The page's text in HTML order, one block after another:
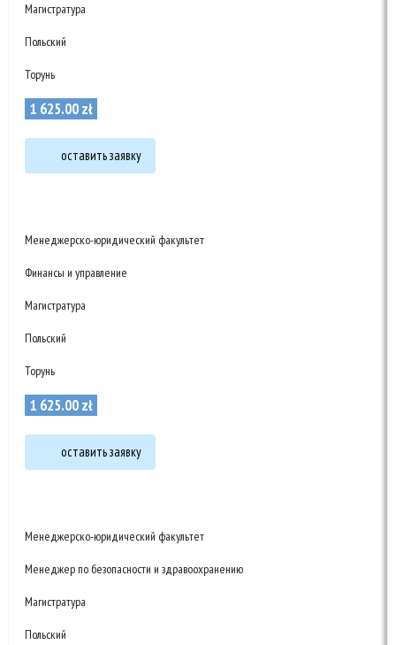
Магистратура
Польский
Торунь
1 625.00zł
оставить заявку
Менеджерско-юридический факультет
Финансы и управление
Магистратура
Польский
Торунь
1 625.00zł
оставить заявку
Менеджерско-юридический факультет
Менеджер по безопасности и здравоохранению
Магистратура
Польский